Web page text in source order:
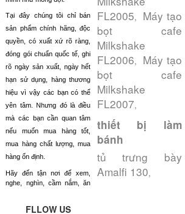
Tại đây chúng tôi chỉ bán
sản phẩm chính hãng, độc
quyền, có xuất xứ rõ ràng,
đóng gói chuẩn quốc tế, ghi
rõ ngày sản xuất, ngày hết
hạn sử dụng, hàng thương
hiệu vì vậy các bạn có thể
yên tâm. Nhưng đó là điều
mà các bạn cần quan tâm
nếu muốn mua hàng tốt,
mua hàng chất lượng, mua
hàng ổn định.
Hãy đến tận nơi để xem,
nghe, nghìn, cầm nắm, ăn
FL2005, Máy tạo
bọt cafe
Milkshake
FL2006, Máy tạo
bọt cafe
Milkshake
FL2007,
thiết bị làm
bánh
tủ trưng bày
Amalfi 130,
FLLOW US